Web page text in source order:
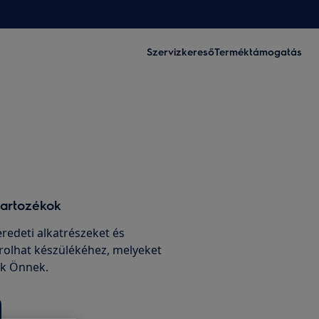
SzervizkeresőTerméktámogatás
alkatrészeket és
készülékéhez, melyeket
Önnek.